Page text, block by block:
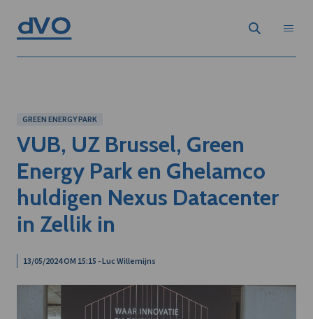
GREEN ENERGY PARK
VUB, UZ Brussel, Green
Energy Park en Ghelamco
huldigen Nexus Datacenter
in Zellik in
13/05/2024 OM 15:15 - Luc Willemijns